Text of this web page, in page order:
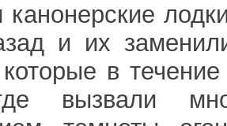
и их
в
вызвали